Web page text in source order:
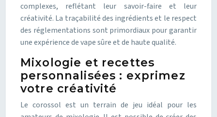
complexes, reflétant leur savoir-faire et leur
créativité. La traçabilité des ingrédients et le respect
des réglementations sont primordiaux pour garantir
une expérience de vape sûre et de haute qualité.
Mixologie et recettes
personnalisées : exprimez
votre créativité
Le corossol est un terrain de jeu idéal pour les